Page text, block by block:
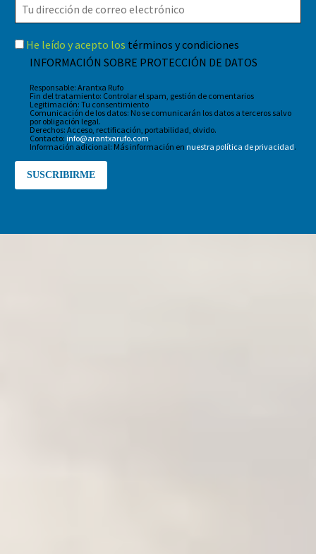
He leído y acepto los términos y condiciones
INFORMACIÓN SOBRE PROTECCIÓN DE DATOS
Responsable: Arantxa Rufo
Fin del tratamiento: Controlar el spam, gestión de comentarios
Legitimación: Tu consentimiento
Comunicación de los datos: No se comunicarán los datos a terceros salvo
por obligación legal.
Derechos: Acceso, rectificación, portabilidad, olvido.
Contacto: info@arantxarufo.com.
Información adicional: Más información en nuestra política de privacidad.